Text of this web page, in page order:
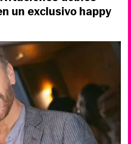
un exclusivo happy